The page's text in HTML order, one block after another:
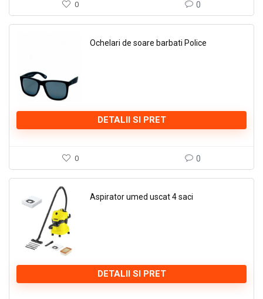
0 0
Ochelari de soare barbati Police
DETALII SI PRET
0 0
Aspirator umed uscat 4 saci
DETALII SI PRET